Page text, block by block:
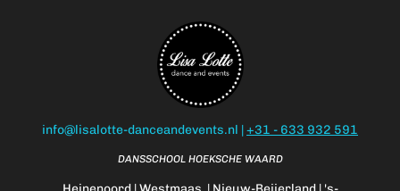
info@lisalotte-danceandevents.nl |+31 - 633 932 591
DANSSCHOOL HOEKSCHE WAARD